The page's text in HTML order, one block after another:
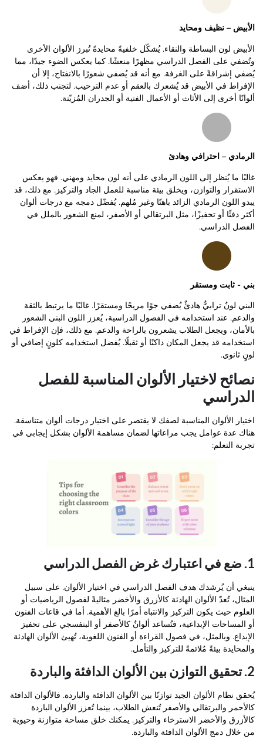
الأبيض – نظيف ومحايد
الأبيض لون البساطة والنقاء. يُشكّل خلفيةً محايدةً تُبرز الألوان الأخرى
وتُضفي على الفصل الدراسي مظهرًا منعشًا. كما يعكس الضوء جيدًا، مما
يُضفي إشراقةً على الغرفة. مع أنه قد يُضفي شعورًا بالانفتاح، إلا أن
الإفراط في الأبيض قد يُشعرك بالعقم أو عدم الترحيب. لتجنب ذلك، أضف
ألوانًا أخرى إلى الأثاث أو الأعمال الفنية أو الجدران المُزيّنة.
الرمادي – احترافي وهادئ
غالبًا ما يُنظر إلى اللون الرمادي على أنه لون محايد ومهني. فهو يعكس
الاستقرار والتوازن، ويخلق بيئة مناسبة للعمل الجاد والتركيز. مع ذلك، قد
يبدو اللون الرمادي الزائد باهتًا وغير مُلهم. يُفضّل دمجه مع درجات ألوان
أكثر دفئًا أو تحفيزًا، مثل البرتقالي أو الأصفر، لمنع الشعور بالملل في
الفصل الدراسي.
بني - ثابت ومستقر
البني لونٌ ترابيٌّ هادئٌ يُضفي جوًا مريحًا ومستقرًا. غالبًا ما يرتبط بالثقة
والدعم. عند استخدامه في الفصول الدراسية، يُعزز اللون البني الشعور
بالأمان، ويجعل الطلاب يشعرون بالراحة والدعم. مع ذلك، فإن الإفراط في
استخدامه قد يجعل المكان داكنًا أو ثقيلًا. يُفضل استخدامه كلونٍ إضافي أو
لونٍ ثانوي.
نصائح لاختيار الألوان المناسبة للفصل
الدراسي
اختيار الألوان المناسبة لصفك لا يقتصر على اختيار درجات ألوان متناسقة.
هناك عدة عوامل يجب مراعاتها لضمان مساهمة الألوان بشكل إيجابي في
تجربة التعلم:
1. ضع في اعتبارك غرض الفصل الدراسي
ينبغي أن يُرشدك هدف الفصل الدراسي في اختيار الألوان. على سبيل
المثال، تُعدّ الألوان الهادئة كالأزرق والأخضر مثاليةً لفصول الرياضيات أو
العلوم حيث يكون التركيز والانتباه أمرًا بالغ الأهمية. أما في قاعات الفنون
أو المساحات الإبداعية، فتُساعد ألوانٌ كالأصفر أو البنفسجي على تحفيز
الإبداع. وبالمثل، في فصول القراءة أو الفنون اللغوية، تُهيئ الألوان الهادئة
والمحايدة بيئةً مُلائمةً للتركيز والتأمل.
2. تحقيق التوازن بين الألوان الدافئة والباردة
يُحقق نظام الألوان الجيد توازنًا بين الألوان الدافئة والباردة. فالألوان الدافئة
كالأحمر والبرتقالي والأصفر تُنعش الطلاب، بينما تُعزز الألوان الباردة
كالأزرق والأخضر الاسترخاء والتركيز. يمكنك خلق مساحة متوازنة وحيوية
من خلال دمج الألوان الدافئة والباردة.